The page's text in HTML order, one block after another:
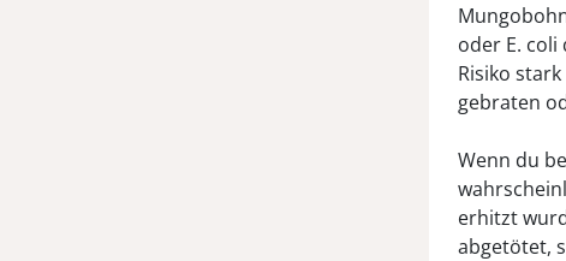
oder E.
Risiko
gebraten
Wenn du
erhitzt
abgetötet,